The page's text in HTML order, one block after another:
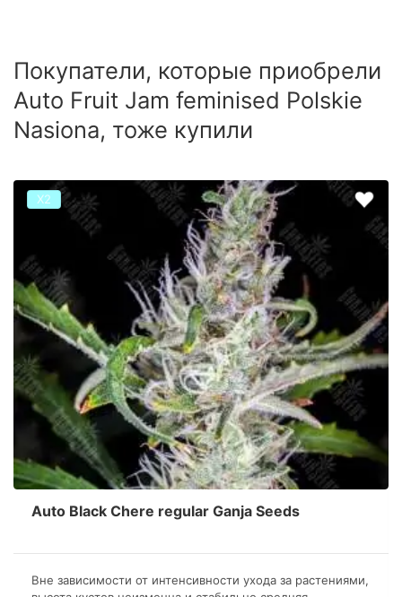
Покупатели, которые приобрели
Auto Fruit Jam feminised Polskie
Nasiona, тоже купили
Х2
Auto Black Chere regular Ganja Seeds
Вне зависимости от интенсивности ухода за растениями,